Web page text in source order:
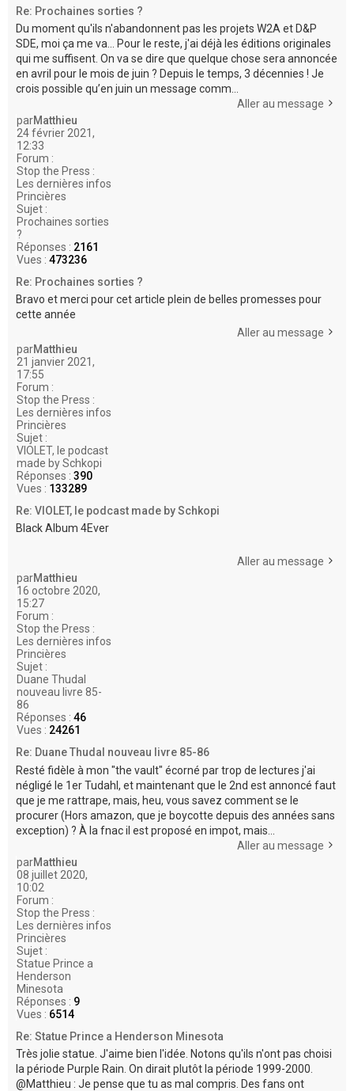
Re: Prochaines sorties ?
Du moment qu'ils n'abandonnent pas les projets W2A et D&P
SDE, moi ça me va... Pour le reste, j'ai déjà les éditions originales
qui me suffisent. On va se dire que quelque chose sera annoncée
en avril pour le mois de juin ? Depuis le temps, 3 décennies ! Je
crois possible qu’en juin un message comm...
Aller au message
parMatthieu
24 février 2021,
12:33
Forum :
Stop the Press :
Les dernières infos
Princières
Sujet :
Prochaines sorties
?
Réponses : 2161
Vues : 473236
Re: Prochaines sorties ?
Bravo et merci pour cet article plein de belles promesses pour
cette année
Aller au message
parMatthieu
21 janvier 2021,
17:55
Forum :
Stop the Press :
Les dernières infos
Princières
Sujet :
VIOLET, le podcast
made by Schkopi
Réponses : 390
Vues : 133289
Re: VIOLET, le podcast made by Schkopi
Black Album 4Ever
Aller au message
parMatthieu
16 octobre 2020,
15:27
Forum :
Stop the Press :
Les dernières infos
Princières
Sujet :
Duane Thudal
nouveau livre 85-
86
Réponses : 46
Vues : 24261
Re: Duane Thudal nouveau livre 85-86
Resté fidèle à mon "the vault" écorné par trop de lectures j'ai
négligé le 1er Tudahl, et maintenant que le 2nd est annoncé faut
que je me rattrape, mais, heu, vous savez comment se le
procurer (Hors amazon, que je boycotte depuis des années sans
exception) ? À la fnac il est proposé en impot, mais...
Aller au message
parMatthieu
08 juillet 2020,
10:02
Forum :
Stop the Press :
Les dernières infos
Princières
Sujet :
Statue Prince a
Henderson
Minesota
Réponses : 9
Vues : 6514
Re: Statue Prince a Henderson Minesota
Très jolie statue. J'aime bien l'idée. Notons qu'ils n'ont pas choisi
la période Purple Rain. On dirait plutôt la période 1999-2000.
@Matthieu : Je pense que tu as mal compris. Des fans ont